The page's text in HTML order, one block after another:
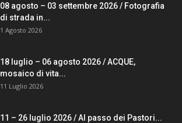
08 agosto – 03 settembre 2026 / Fotografia
di strada in...
1 Agosto 2026
18 luglio – 06 agosto 2026 / ACQUE,
mosaico di vita...
11 Luglio 2026
11 – 26 luglio 2026 / Al passo dei Pastori...